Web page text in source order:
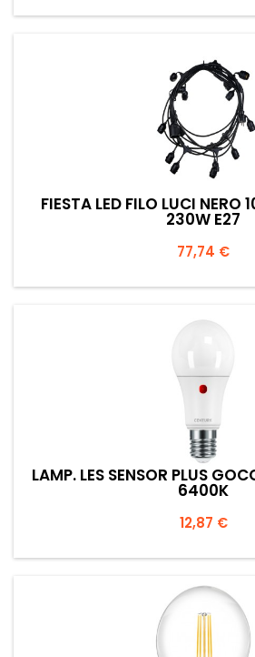
FIESTA LED FILO LUCI
230W E27
Prezzo
77,74 €
LAMP. LES SENSOR PLUS
6400K
Prezzo
12,87 €